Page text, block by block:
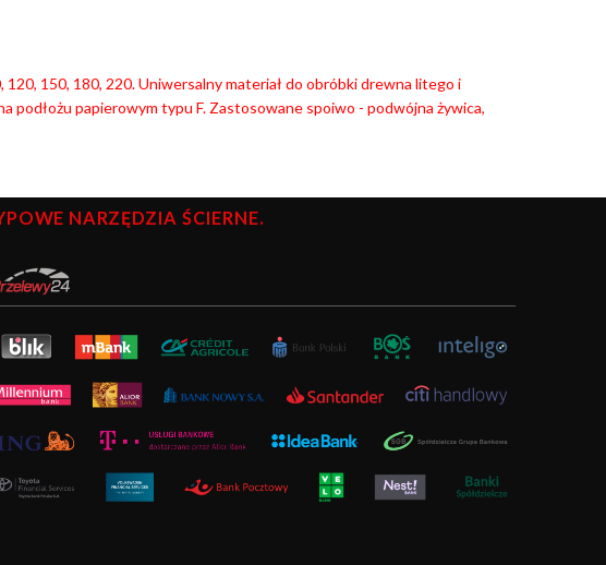
150, 180, 220. Uniwersalny materiał do obróbki drewna litego i
podłożu papierowym typu F. Zastosowane spoiwo - podwójna żywica,
NARZĘDZIA ŚCIERNE.